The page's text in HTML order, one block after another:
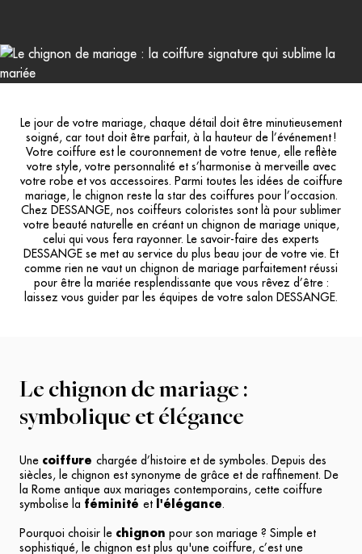
Le jour de votre mariage, chaque détail doit être minutieusement
soigné, car tout doit être parfait, à la hauteur de l’événement !
Votre coiffure est le couronnement de votre tenue, elle reflète
votre style, votre personnalité et s’harmonise à merveille avec
votre robe et vos accessoires. Parmi toutes les idées de coiffure
mariage, le chignon reste la star des coiffures pour l’occasion.
Chez DESSANGE, nos coiffeurs coloristes sont là pour sublimer
votre beauté naturelle en créant un chignon de mariage unique,
celui qui vous fera rayonner. Le savoir-faire des experts
DESSANGE se met au service du plus beau jour de votre vie. Et
comme rien ne vaut un chignon de mariage parfaitement réussi
pour être la mariée resplendissante que vous rêvez d’être :
laissez vous guider par les équipes de votre salon DESSANGE.
Le chignon de mariage :
symbolique et élégance
Une coiffure chargée d’histoire et de symboles. Depuis des
siècles, le chignon est synonyme de grâce et de raffinement. De
la Rome antique aux mariages contemporains, cette coiffure
symbolise la féminité et l'élégance.
Pourquoi choisir le chignon pour son mariage ? Simple et
sophistiqué, le chignon est plus qu'une coiffure, c’est une